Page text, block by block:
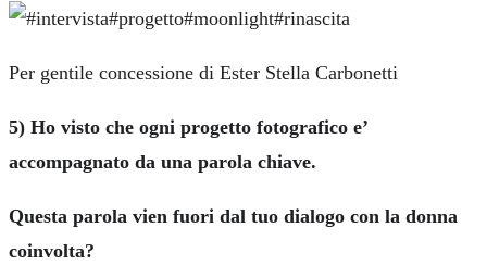
Per gentile concessione di Ester Stella Carbonetti
5) Ho visto che ogni progetto fotografico e’
accompagnato da una parola chiave.
Questa parola vien fuori dal tuo dialogo con la donna
coinvolta?